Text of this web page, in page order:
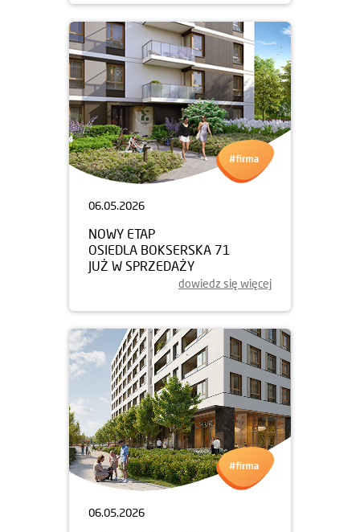
06.05.2026
NOWY ETAP
OSIEDLA BOKSERSKA 71
JUŻ W SPRZEDAŻY
dowiedz się więcej
06.05.2026